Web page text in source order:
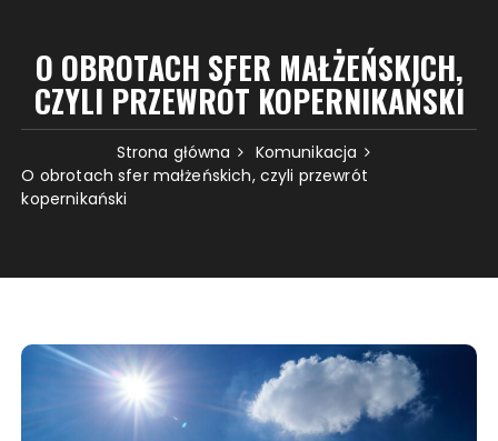
O OBROTACH SFER MAŁŻEŃSKICH,
CZYLI PRZEWRÓT KOPERNIKAŃSKI
Strona główna
Komunikacja
O obrotach sfer małżeńskich, czyli przewrót
kopernikański